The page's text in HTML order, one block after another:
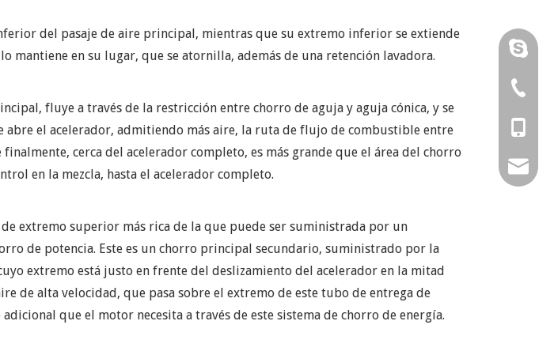
del pasaje de aire principal, mientras que su extremo inferior se extiende
en su lugar, que se atornilla, además de una retención lavadora.
fluye a través de la restricción entre chorro de aguja y aguja cónica, y se
el acelerador, admitiendo más aire, la ruta de flujo de combustible entre
cerca del acelerador completo, es más grande que el área del chorro
en la mezcla, hasta el acelerador completo.
extremo superior más rica de la que puede ser suministrada por un
de potencia. Este es un chorro principal secundario, suministrado por la
extremo está justo en frente del deslizamiento del acelerador en la mitad
de alta velocidad, que pasa sobre el extremo de este tubo de entrega de
que el motor necesita a través de este sistema de chorro de energía.
0086-
0086-